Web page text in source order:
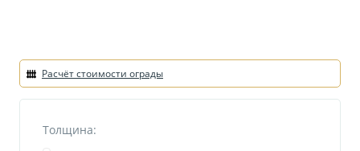
Расчёт стоимости ограды
Толщина: